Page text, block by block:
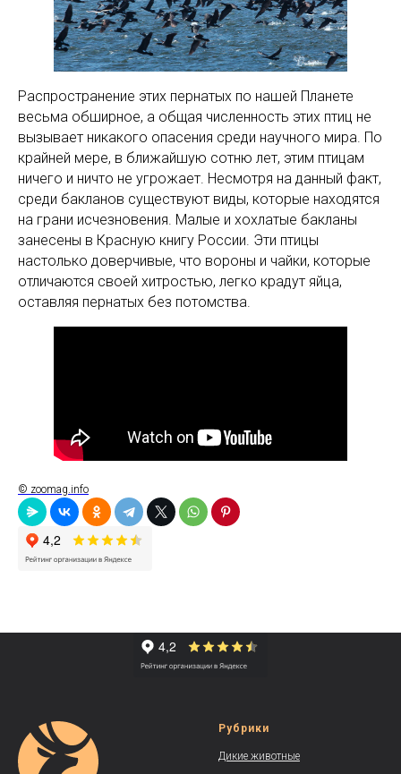
Распространение этих пернатых по нашей Планете
весьма обширное, а общая численность этих птиц не
вызывает никакого опасения среди научного мира. По
крайней мере, в ближайшую сотню лет, этим птицам
ничего и ничто не угрожает. Несмотря на данный факт,
среди бакланов существуют виды, которые находятся
на грани исчезновения. Малые и хохлатые бакланы
занесены в Красную книгу России. Эти птицы
настолько доверчивые, что вороны и чайки, которые
отличаются своей хитростью, легко крадут яйца,
оставляя пернатых без потомства.
© zoomag.info
Рубрики
Дикие животные